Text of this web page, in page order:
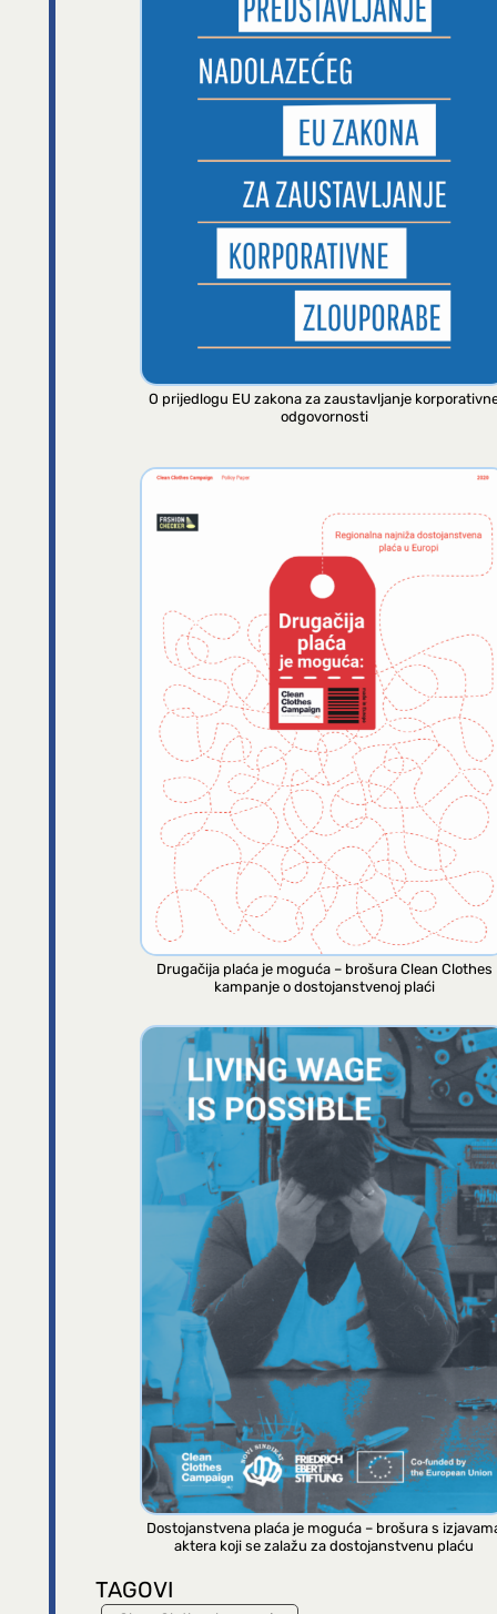
O prijedlogu EU zakona za zaustavljanje
odgovornosti
Drugačija plaća je moguća – brošura Clean Clothes
kampanje o dostojanstvenoj plaći
Dostojanstvena plaća je moguća – brošura s
aktera koji se zalažu za dostojanstvenu plaću
TAGOVI